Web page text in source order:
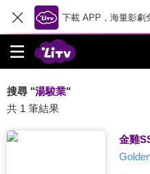
下載 APP，海量影劇
搜尋 "湯駿業"
共 1 筆結果
金雞